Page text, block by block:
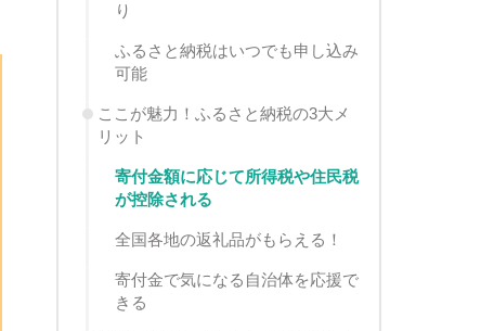
り
ふるさと納税はいつでも申し込み
可能
ここが魅力！ふるさと納税の3大メ
リット
寄付金額に応じて所得税や住民税
が控除される
全国各地の返礼品がもらえる！
寄付金で気になる自治体を応援で
きる